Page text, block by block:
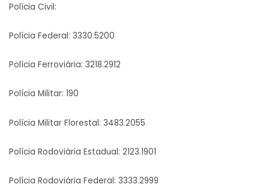
Polícia Civil:
Polícia Federal: 3330.5200
Polícia Ferroviária: 3218.2912
Polícia Militar: 190
Polícia Militar Florestal: 3483.2055
Polícia Rodoviária Estadual: 2123.1901
Polícia Rodoviária Federal: 3333.2999